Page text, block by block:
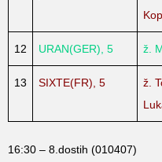
12 URAN(GER), 5 ž.
13 SIXTE(FR), 5
ž.
16:30 – 8.dostih (010407)